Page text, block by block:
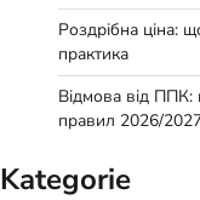
Роздрібна ціна:
практика
Відмова від ППК:
правил 2026/
Kategorie